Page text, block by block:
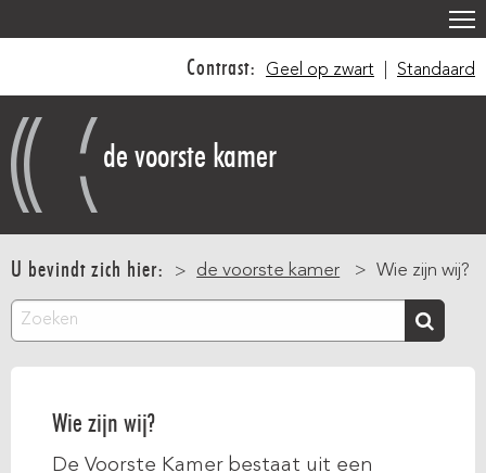
inhoud
gaan
Contrast: Geel op zwart Standaard
de voorste kamer
U bevindt zich hier: de voorste kamer Wie zijn wij?
Zoeken
Wie zijn wij?
De Voorste Kamer bestaat uit een